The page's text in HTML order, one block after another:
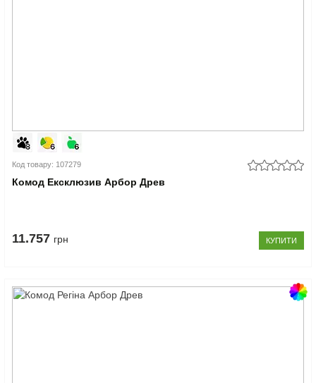
Код товару: 107279
Комод Ексклюзив Арбор Древ
11.757 грн КУПИТИ